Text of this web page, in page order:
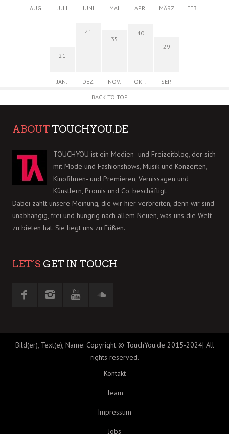
AUG. JULI JUNI MAI APR. MÄRZ FEB.
21
JAN.
41
DEZ.
35
NOV.
40
OKT.
29
SEP.
BACK TO TOP
ABOUT TOUCHYOU.DE
TOUCHYOU ist ein Medien- und Freizeitblog, der sich
mit Mode und Fashionshows, Musik und Konzerten,
Kinofilmen- und Premieren, Vernissagen und
Künstlern, Promis und Co. beschäftigt.
Dabei zählt unsere Meinung, die wir hier verbreiten, denn wir sind
unabhängig, frei und hungrig nach allem Neuen, was uns die Welt
zu bieten hat. Sie liegt uns zu Füßen.
LET´S GET IN TOUCH
Bild(er), Text(e), Name: Copyright © TouchYou.de 2015-2024| All
rights reserved.
Kontakt
Team
Impressum
Jobs